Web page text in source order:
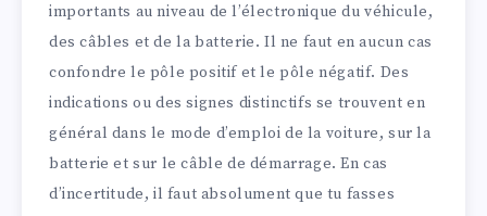
importants au niveau de l’électronique du véhicule,
des câbles et de la batterie. Il ne faut en aucun cas
confondre le pôle positif et le pôle négatif. Des
indications ou des signes distinctifs se trouvent en
général dans le mode d’emploi de la voiture, sur la
batterie et sur le câble de démarrage. En cas
d’incertitude, il faut absolument que tu fasses